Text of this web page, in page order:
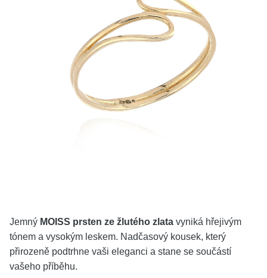
Jemný MOISS prsten ze žlutého zlata vyniká hřejivým
tónem a vysokým leskem. Nadčasový kousek, který
přirozeně podtrhne vaši eleganci a stane se součástí
vašeho příběhu.